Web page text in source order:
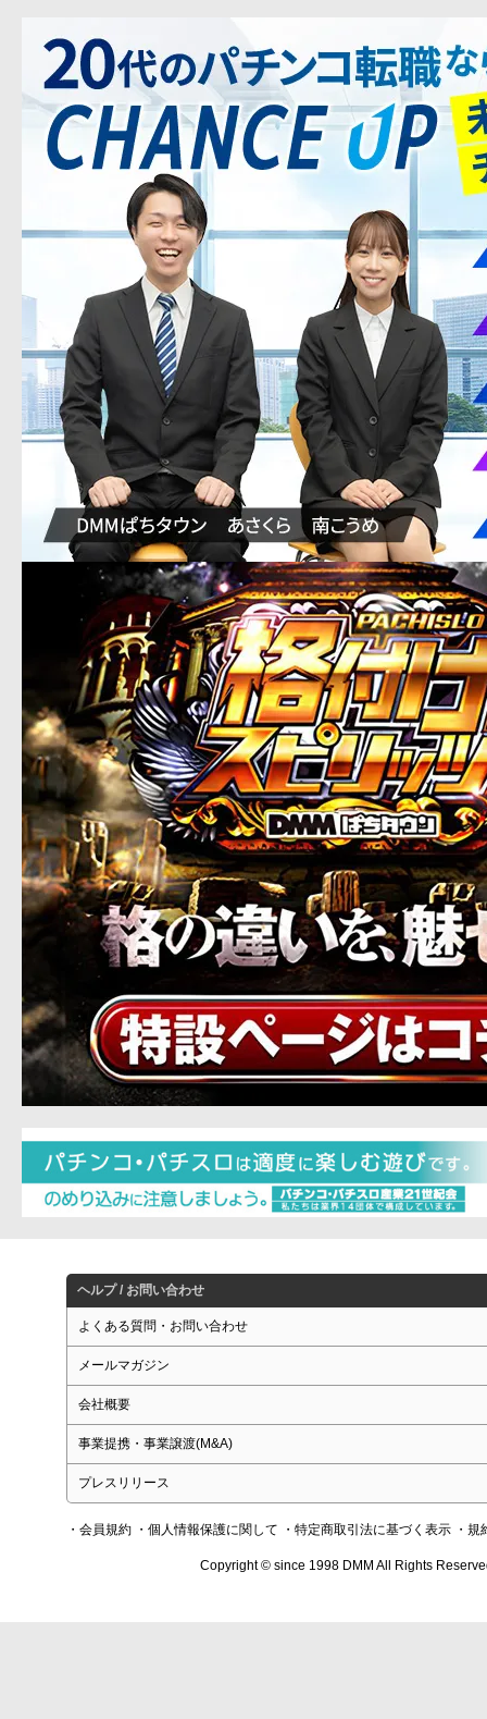
ヘルプ / お問い合わせ
よくある質問・お問い合わせ
メールマガジン
会社概要
事業提携・事業譲渡(M&A)
プレスリリース
・会員規約 ・個人情報保護に関して ・特定商取引法に基づく表示 ・規
Copyright © since 1998 DMM All Rights